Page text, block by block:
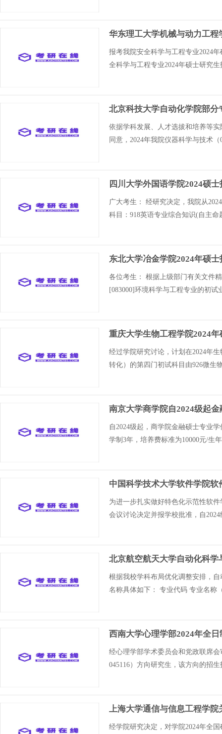
华东理工大学机械与动力工
报考我院安全科学与工程专业2024
全科学与工程专业2024年硕士研究
北京科技大学自动化学院部
依据学科发展、人才选拔和培养等
同意，2024年我院仪器科学与技术
四川大学外国语学院2024硕
广大考生： 经研究决定，我院从
科目：918英语专业综合知识(自主
东北大学冶金学院2024年硕
各位考生： 根据上级部门有关文件
[083000]环境科学与工程专业的初
重庆大学生物工程学院2024
经过学院研究讨论，计划在2024年
转化）的第四门初试科目由926微生
南京大学商学院自2024级起
自2024级起，商学院金融硕士专业
学制3年，培养费标准为10000元/生
中国科学技术大学软件学院
为进一步扎实做好特色化示范性软
会议讨论决定并报学校批准，自
北京航空航天大学自动化科
根据我校学科布局优化调整安排，
名称具体如下： 专业代码 专业名称
西南大学心理学部2024年全
经心理学部学术委员会和党政联席
045116）方向研究生，该方向的招
上海大学通信与信息工程学
经学院研究决定，对学院2024年全